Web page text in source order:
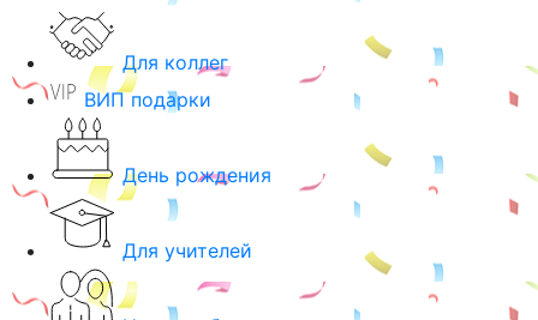
Для коллег
ВИП подарки
День рождения
Для учителей